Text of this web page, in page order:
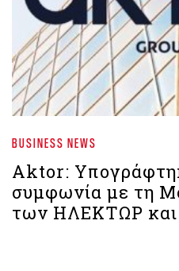
BUSINESS NEWS
Aktor:
συμφωνία με τη
των ΗΛΕΚΤΩΡ